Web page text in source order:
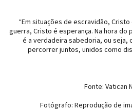
“Em situações de escravidão,
guerra, Cristo é esperança. Na hora do
é a verdadeira sabedoria, ou seja,
percorrer juntos, unidos como
Fonte: Vatican
Fotógrafo: Reprodução de